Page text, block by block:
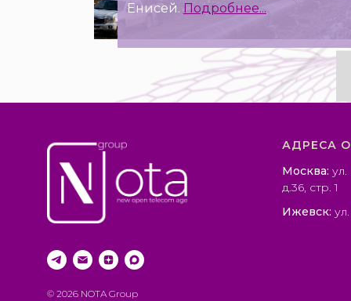
Енисей. Подробнее...
© 2026 NOTA Group
АДРЕСА
Москва:
д.36, стр. 1
Ижевск: